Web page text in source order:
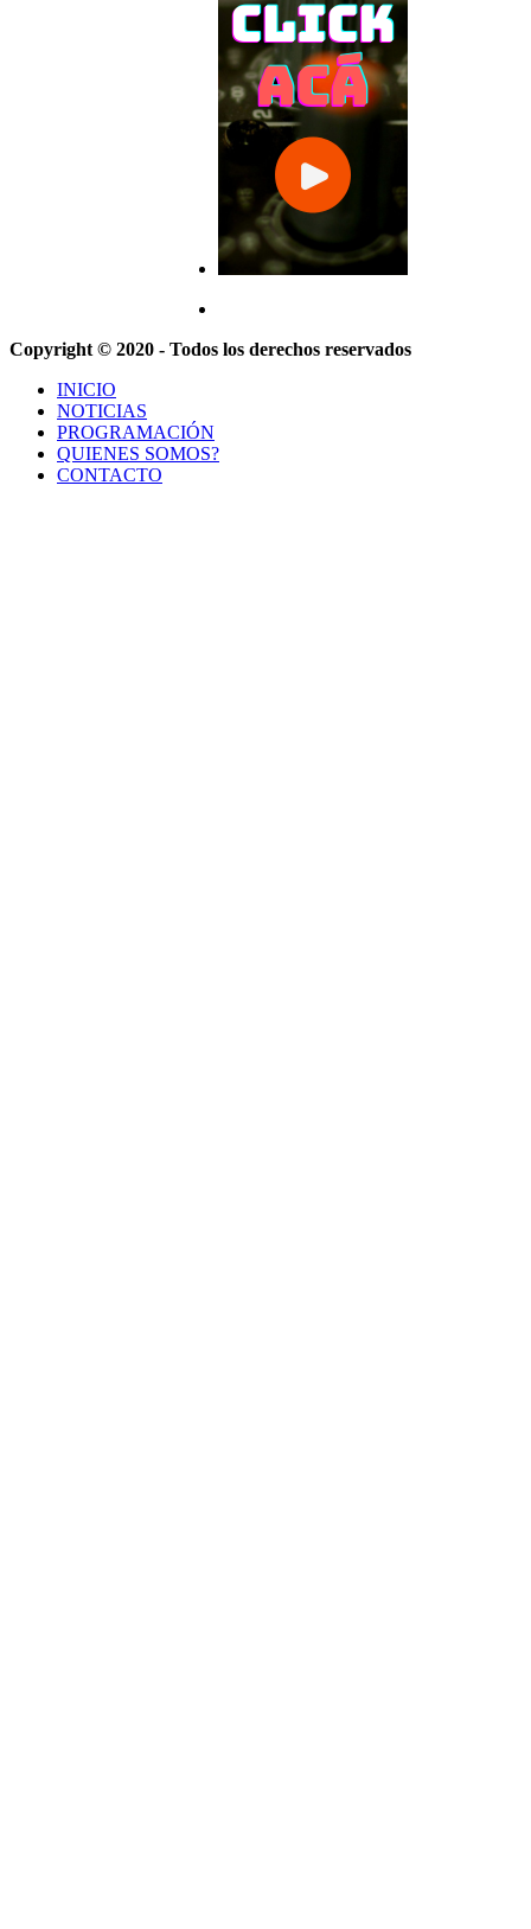
Copyright © 2020 - Todos los derechos reservados
INICIO
NOTICIAS
PROGRAMACIÓN
QUIENES SOMOS?
CONTACTO